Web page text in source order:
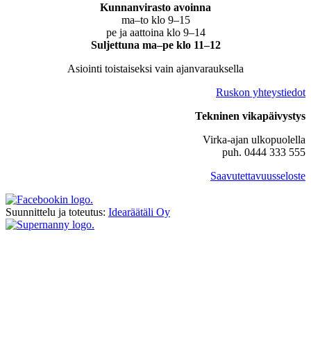
Kunnanvirasto avoinna
ma–to klo 9–15
pe ja aattoina klo 9–14
Suljettuna ma–pe klo 11–12
Asiointi toistaiseksi vain ajanvarauksella
Ruskon yhteystiedot
Tekninen vikapäivystys
Virka-ajan ulkopuolella
puh. 0444 333 555
Saavutettavuusseloste
Suunnittelu ja toteutus: Idearäätäli Oy